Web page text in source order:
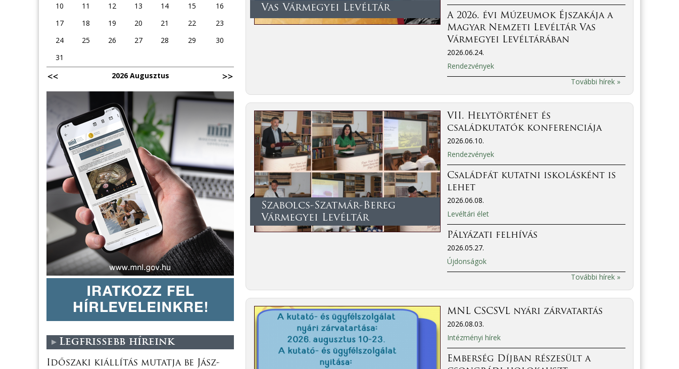
Vas Vármegyei Levéltár
A 2026. évi Múzeumok Éjszakája a
Magyar Nemzeti Levéltár Vas
Vármegyei Levéltárában
2026.06.24.
Rendezvények
További hírek »
Szabolcs-Szatmár-Bereg
Vármegyei Levéltár
VII. Helytörténet és
családkutatók konferenciája
2026.06.10.
Rendezvények
Családfát kutatni iskolásként is
lehet
2026.06.08.
Levéltári élet
Pályázati felhívás
2026.05.27.
Újdonságok
További hírek »
MNL CSCSVL nyári zárvatartás
2026.08.03.
Intézményi hírek
Emberség Díjban részesült a
10
11 12 13 14 15
16
17
18 19 20 21 22
23
24
25 26 27 28 29
30
31
2026 Augusztus
Legfrissebb híreink
Időszaki kiállítás mutatja be Jász-